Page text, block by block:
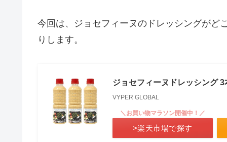
今回は、ジョセフィーヌのドレッシングがど
りします。
ジョセフィーヌドレッシング
VYPER GLOBAL
＼お買い物マラソン開催中！／
>楽天市場で探す